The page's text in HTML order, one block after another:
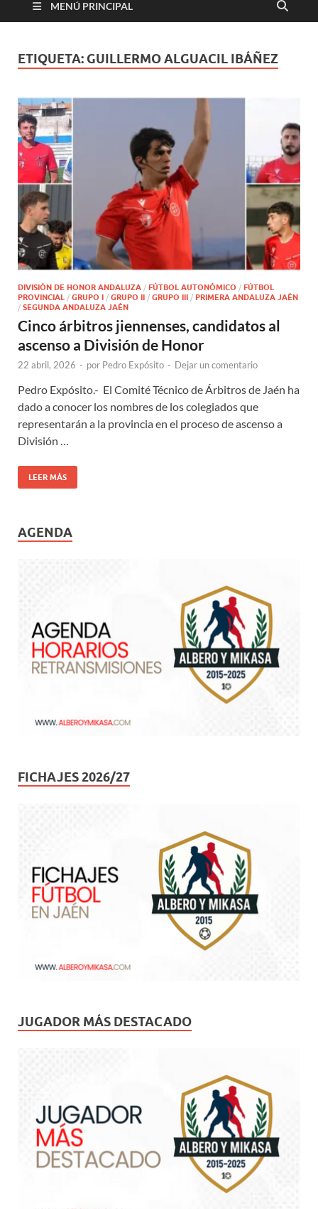
MENÚ PRINCIPAL
ETIQUETA: GUILLERMO ALGUACIL IBÁÑEZ
DIVISIÓN DE HONOR ANDALUZA / FÚTBOL AUTONÓMICO / FÚTBOL
PROVINCIAL / GRUPO I / GRUPO II / GRUPO III / PRIMERA ANDALUZA JAÉN
/ SEGUNDA ANDALUZA JAÉN
Cinco árbitros jiennenses, candidatos al
ascenso a División de Honor
22 abril, 2026 - por Pedro Expósito - Dejar un comentario
Pedro Expósito.- El Comité Técnico de Árbitros de Jaén ha
dado a conocer los nombres de los colegiados que
representarán a la provincia en el proceso de ascenso a
División …
LEER MÁS
AGENDA
FICHAJES 2026/27
JUGADOR MÁS DESTACADO